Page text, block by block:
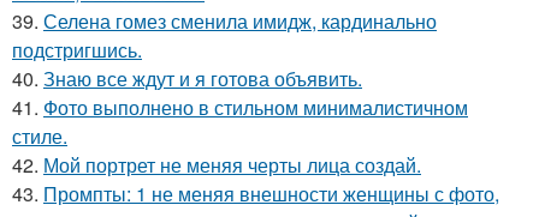
39. Селена гомез сменила имидж, кардинально
подстригшись.
40. Знаю все ждут и я готова объявить.
41. Фото выполнено в стильном минималистичном
стиле.
42. Мой портрет не меняя черты лица создай.
43. Промпты: 1 не меняя внешности женщины с фото,